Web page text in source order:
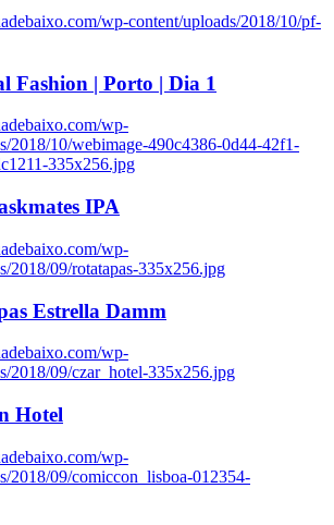
wp-content/uploads/2018/10/pf-
Fashion | Porto | Dia 1
wp-
2018/10/webimage-490c4386-0d44-42f1-
335x256.jpg
IPA
wp-
2018/09/rotatapas-335x256.jpg
Estrella Damm
wp-
2018/09/czar_hotel-335x256.jpg
Hotel
wp-
2018/09/comiccon_lisboa-012354-